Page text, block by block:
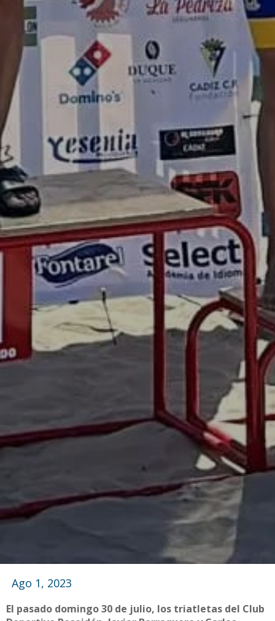
Ago 1, 2023
El pasado domingo 30 de julio, los triatletas del Club